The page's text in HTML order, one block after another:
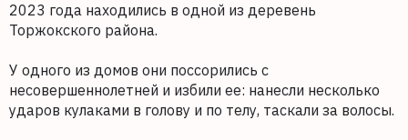
2023 года находились в одной из деревень
Торжокского района.
У одного из домов они поссорились с
несовершеннолетней и избили ее: нанесли несколько
ударов кулаками в голову и по телу, таскали за волосы.